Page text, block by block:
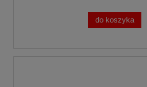
do koszyka